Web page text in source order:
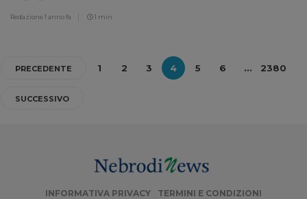
Redazione1 anno fa 1 min
PRECEDENTE 1 2 3 4 5 6 … 2380
SUCCESSIVO
INFORMATIVA PRIVACY TERMINI E CONDIZIONI